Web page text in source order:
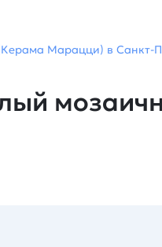
Марацци) в Санкт-